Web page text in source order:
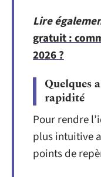
Lire
gratuit :
2026 ?
Quelques
rapidité
Pour rendre
plus intuitive
points de